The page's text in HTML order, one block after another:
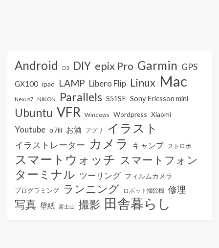
Android D3 DIY epix Pro Garmin GPS
GX100 ipad LAMP Libero Flip Linux Mac
Nexus7 NIKON Parallels S51SE Sony Ericsson mini
Ubuntu VFR Windows Wordpress Xiaomi
Youtube α7iii お酒 アプリ イラスト
イラストレーター カメラ キャンプ ストロボ
スマートウォッチ スマートフォン
ターミナル ツーリング フィルムカメラ
プログラミング ランニング ロボット掃除機 修理
写真 壁紙 富士山 撮影 田舎暮らし